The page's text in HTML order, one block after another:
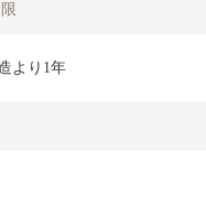
より1年